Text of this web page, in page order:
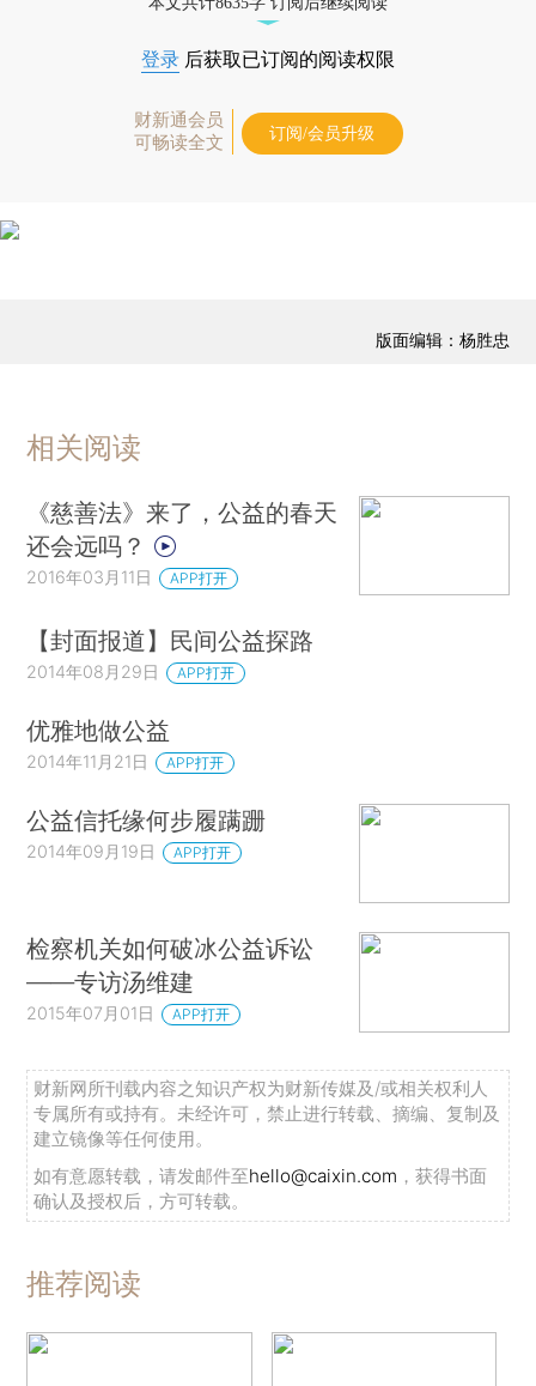
登录 后获取已订阅的阅读权限
财新通会员
可畅读全文
订阅/会员升级
版面编辑：杨胜忠
相关阅读
《慈善法》来了，公益的春天
还会远吗？
2016年03月11日 APP打开
【封面报道】民间公益探路
2014年08月29日 APP打开
优雅地做公益
2014年11月21日 APP打开
公益信托缘何步履蹒跚
2014年09月19日 APP打开
检察机关如何破冰公益诉讼
——专访汤维建
2015年07月01日 APP打开
财新网所刊载内容之知识产权为财新传媒及/或相关权利人
专属所有或持有。未经许可，禁止进行转载、摘编、复制及
建立镜像等任何使用。
如有意愿转载，请发邮件至hello@caixin.com ，获得书面
确认及授权后，方可转载。
推荐阅读